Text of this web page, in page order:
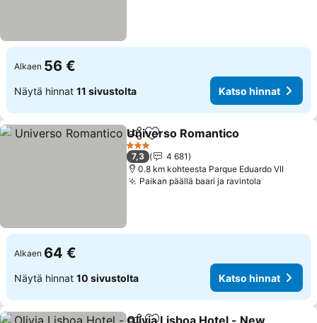
Alkaen 56 €
Näytä hinnat 11 sivustolta Katso hinnat
Jaa Lisää suosikkeihin
Universo Romantico
3 Tähtiluokitus
7,3
4 681
0.8 km kohteesta Parque Eduardo VII
Paikan päällä baari ja ravintola
Alkaen 64 €
Näytä hinnat 10 sivustolta Katso hinnat
Olivia Lisboa Hotel - New